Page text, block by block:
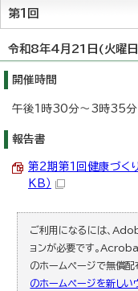
第1回
令和8年4月21日(火曜
開催時間
午後1時30分～3時35分
報告書
第2期第1回健康づく
KB）
ご利用になるには、
ョンが必要です。
のホームページで無償配
のホームページを新しい